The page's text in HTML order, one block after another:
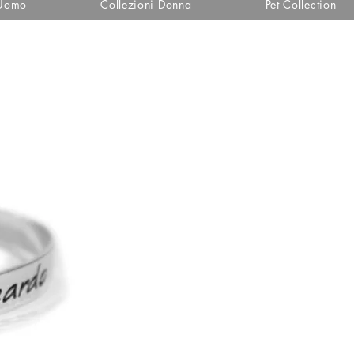
Collezioni Donna Pet Collection